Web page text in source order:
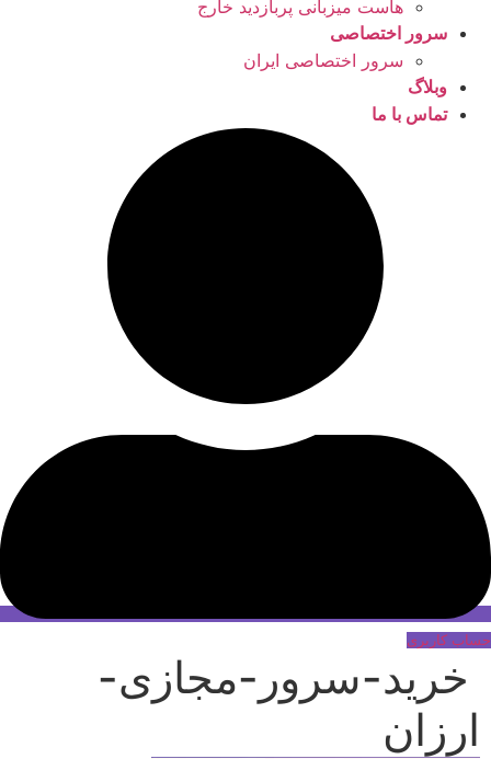
هاست میزبانی پربازدید خارج
سرور اختصاصی
سرور اختصاصی ایران
وبلاگ
تماس با ما
حساب کاربری
خرید-سرور-مجازی-
ارزان